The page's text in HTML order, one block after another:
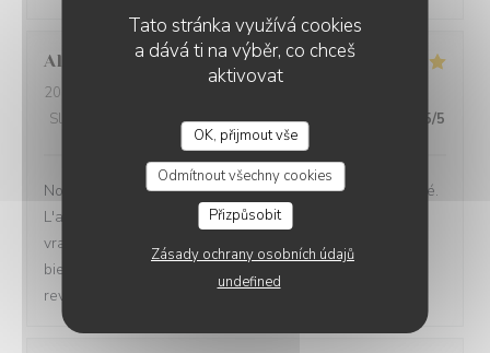
Tato stránka využívá cookies
a dává ti na výběr, co chceš
aktivovat
OK, přijmout vše
Odmítnout všechny cookies
Přizpůsobit
Zásady ochrany osobních údajů
undefined
Alise
2026-07-29
Služba
Atmosféra:5/5 Kuchyně:5/5 5/5
Nous avons adoré cette bulle de calme offert par le café.
L'accueil et les explications sont au top et nous avons
vraiment passé un très agréable moment, une pause
bienvenue dans un quotidien parfois intense. Nous
reviendrons, c'est certain.
BAV'ART CAFÉ